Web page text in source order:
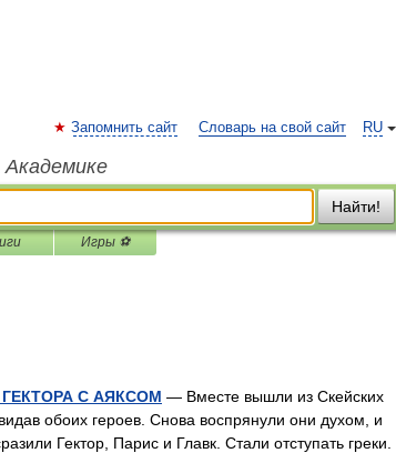
RU
Запомнить сайт Словарь на свой сайт
Академике
Найти!
Игры ⚽
С АЯКСОМ — Вместе вышли из Скейских
обоих героев. Снова воспрянули они духом, и
Гектор, Парис и Главк. Стали отступать греки.